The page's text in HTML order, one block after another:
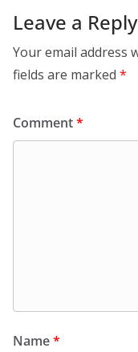
Leave a Reply
Your email address
fields are marked *
Comment*
Name*